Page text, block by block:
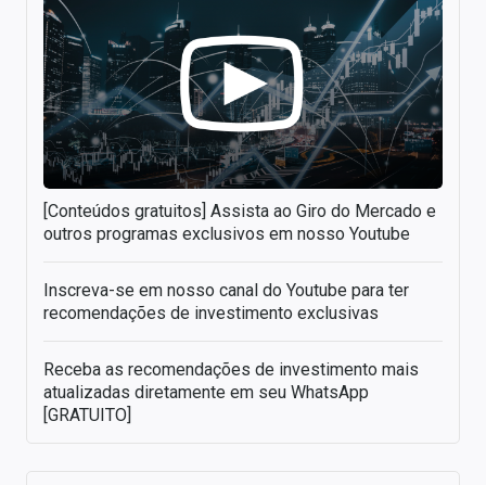
[Conteúdos gratuitos] Assista ao Giro do Mercado e
outros programas exclusivos em nosso Youtube
Inscreva-se em nosso canal do Youtube para ter
recomendações de investimento exclusivas
Receba as recomendações de investimento mais
atualizadas diretamente em seu WhatsApp
[GRATUITO]